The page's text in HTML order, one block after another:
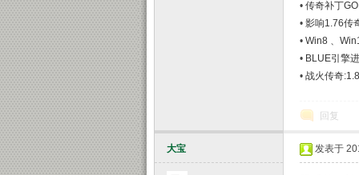
• 传奇补丁
• 影响1.76传
• Win8 、
• BLUE引擎
• 战火传奇
回复
大宝 发表于